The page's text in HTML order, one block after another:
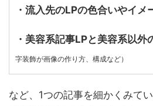
・流入先のLPの色合いやイメ
・美容系記事LPと美容系以外
字装飾が画像の作り方、構成など）
など、1つの記事を細かくみて